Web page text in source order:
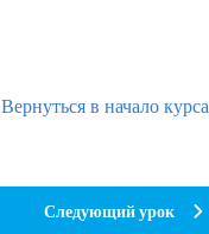
Вернуться в начало курса
Следующий урок